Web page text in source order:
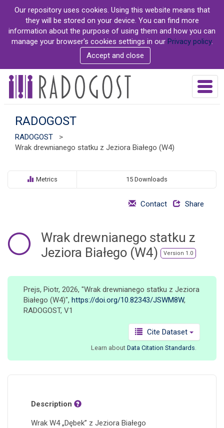
m
Our repository uses cookies. Using this website means that
they will be stored on your device. You can find more
information about the purpose of using them and how you can
manage your browser's cookies settings in our Privacy policy.
Accept and close
T
o
RADOGOST
RADOGOST
>
Wrak drewnianego statku z Jeziora Białego (W4)
Metrics 15 Downloads
Contact Share
Wrak drewnianego statku z
Jeziora Białego (W4)
Version 1.0
Prejs, Piotr, 2026, "Wrak drewnianego statku z Jeziora
Białego (W4)", https://doi.org/10.82343/JSWM8W,
RADOGOST, V1
Cite Dataset
Learn aboutData Citation Standards.
Description
Wrak W4 „Dębek” z Jeziora Białego